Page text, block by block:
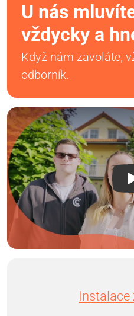
U nás
vždycky a
Když nám zavoláte,
odborník.
Instalace